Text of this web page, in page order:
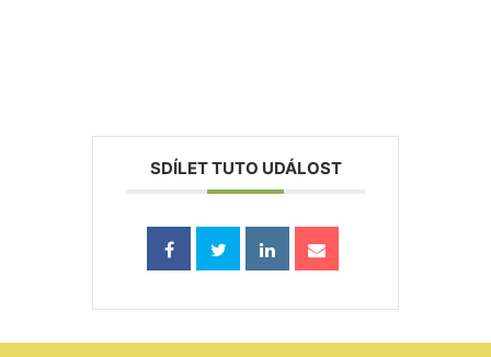
SDÍLET TUTO UDÁLOST